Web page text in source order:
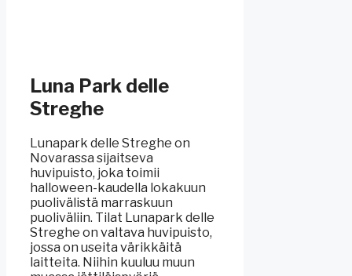
Luna Park delle
Streghe
Lunapark delle Streghe on
Novarassa sijaitseva
huvipuisto, joka toimii
halloween-kaudella lokakuun
puolivälistä marraskuun
puoliväliin. Tilat Lunapark delle
Streghe on valtava huvipuisto,
jossa on useita värikkäitä
laitteita. Niihin kuuluu muun